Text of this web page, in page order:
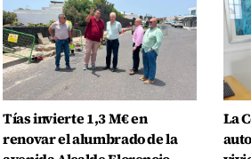
Tías invierte 1,3 M€ en
renovar el alumbrado de la
La